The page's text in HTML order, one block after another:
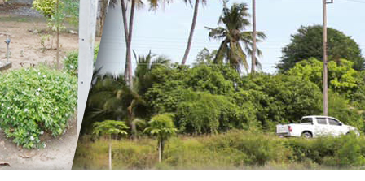
กิจ
ประเพณี
วัฒนธรรม
สถาน
ที่
สำคัญ